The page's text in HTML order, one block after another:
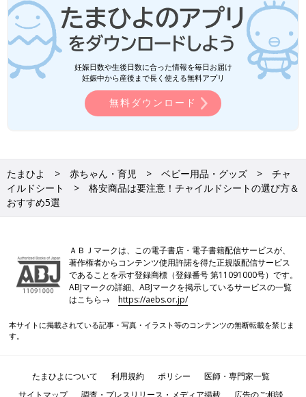
の日本製」が支持されています。
■商品スペック：狭い車内でも扱いやすい軽量・コンパクト設計
なので、コンパクトカーにもおすすめ。乗せ替えもラクラク。シ
ートベルト固定。使用期間／新生児～4才頃（体重18kg）まで
重さ／6.9kg 価格／4万3200円
EU基準の高い安全性が自慢のイギリス発ブランド
妊娠日数や生後日数に合った情報を毎日お届け
妊娠中から産後まで長く使える無料アプリ
無料ダウンロード
たまひよ 赤ちゃん・育児 ベビー用品・グッズ
チャ
イルドシート
格安商品は要注意！チャイルドシートの選び方＆
おすすめ5選
ＡＢＪマークは、この電子書店・電子書籍配信サービスが、
著作権者からコンテンツ使用許諾を得た正規版配信サービス
であることを示す登録商標（登録番号 第11091000号）です。
ABJマークの詳細、ABJマークを掲示しているサービスの一覧
はこちら→https://aebs.or.jp/
本サイトに掲載されている記事・写真・イラスト等のコンテンツの無断転載を禁じま
す。
たまひよについて 利用規約 ポリシー
医師・専門家一覧